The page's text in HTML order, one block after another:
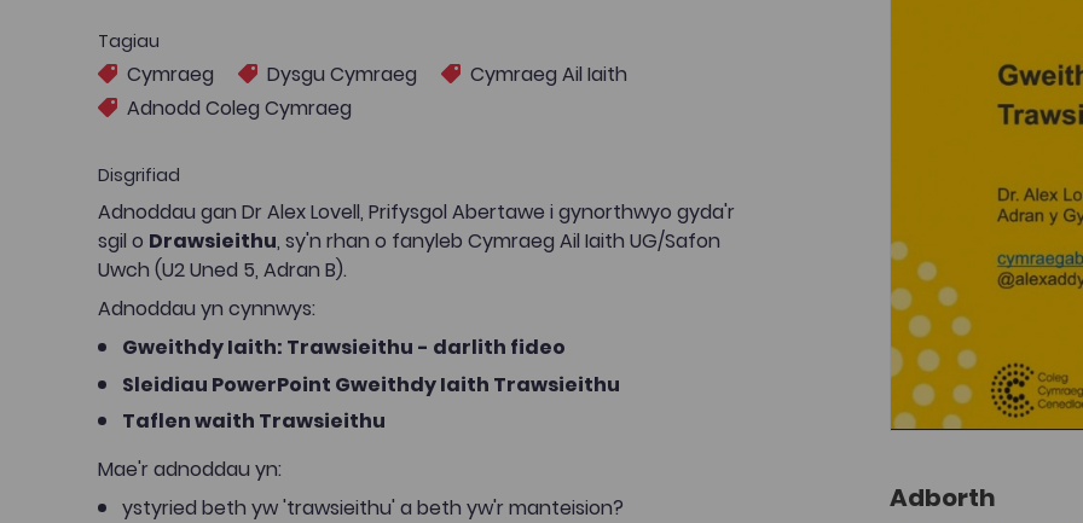
Tagiau
Cymraeg Dysgu Cymraeg
Cymraeg Ail Iaith
Adnodd Coleg Cymraeg
Disgrifiad
Adnoddau gan Dr Alex Lovell, Prifysgol Abertawe i gynorthwyo gyda'r
sgil o Drawsieithu, sy'n rhan o fanyleb Cymraeg Ail Iaith UG/Safon
Uwch (U2 Uned 5, Adran B).
Adnoddau yn cynnwys:
Gweithdy Iaith: Trawsieithu - darlith fideo
Sleidiau PowerPoint Gweithdy Iaith Trawsieithu
Taflen waith Trawsieithu
Mae'r adnoddau yn:
ystyried beth yw 'trawsieithu' a beth yw'r manteision?
Adborth